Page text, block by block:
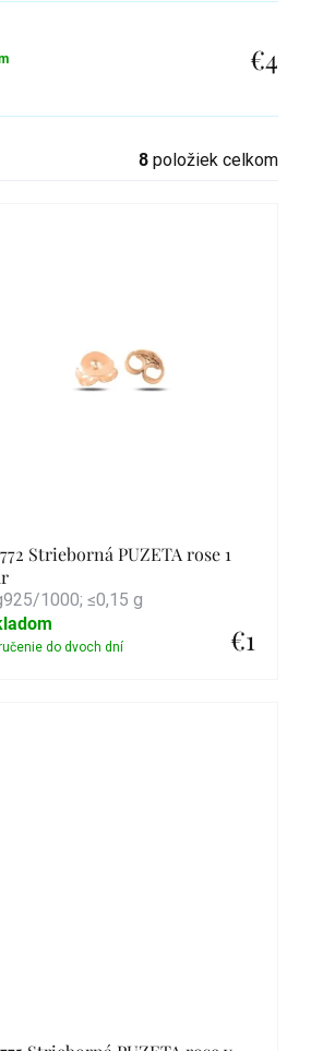
€4
8 položiek celkom
Strieborná PUZETA rose 1
1000; ≤0,15 g
€1